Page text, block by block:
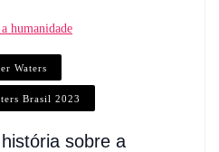
Waters
Brasil 2023
sobre a